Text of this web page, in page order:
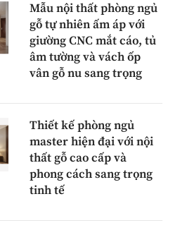
Mẫu nội thất phòng ngủ
gỗ tự nhiên ấm áp với
giường CNC mắt cáo, tủ
âm tường và vách ốp
vân gỗ nu sang trọng
Thiết kế phòng ngủ
master hiện đại với nội
thất gỗ cao cấp và
phong cách sang trọng
tinh tế